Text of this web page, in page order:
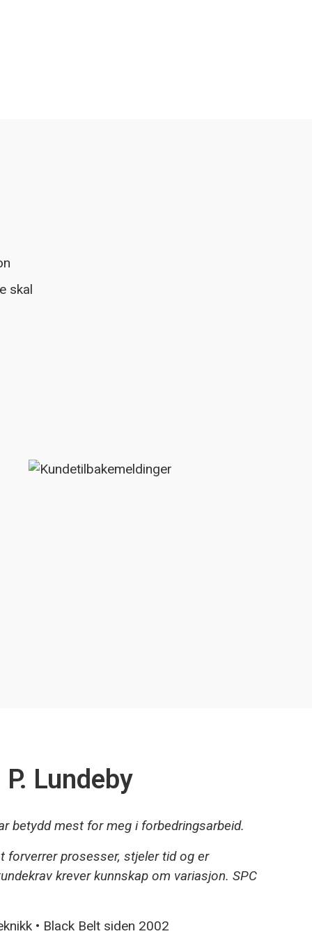
skal
Lundeby
betydd mest for meg i forbedringsarbeid.
forverrer prosesser, stjeler tid og er
krever kunnskap om variasjon. SPC
• Black Belt siden 2002